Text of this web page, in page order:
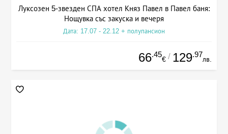
Луксозен 5-звезден СПА хотел Княз Павел в Павел баня:
Нощувка със закуска и вечеря
Дата: 17.07 - 22.12 + полупансион
66.45
€ / 129.97
лв.